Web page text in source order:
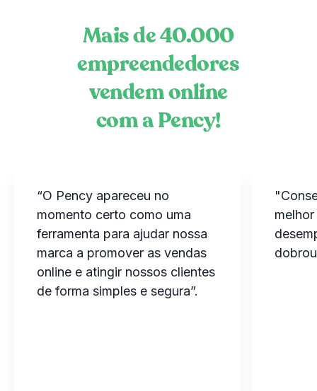
Mais de 40.000
empreendedores
vendem online
com a Pency!
“O Pency apareceu no
momento certo como uma
ferramenta para ajudar nossa
marca a promover as vendas
online e atingir nossos clientes
de forma simples e segura”.